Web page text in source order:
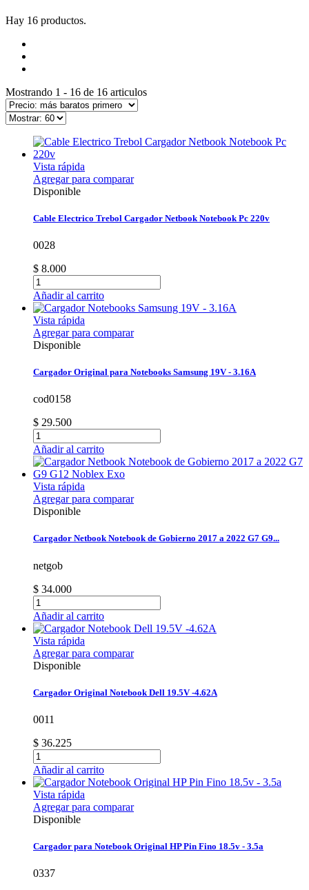
Hay 16 productos.
Mostrando 1 - 16 de 16 articulos
Vista rápida
Agregar para comparar
Disponible
Cable Electrico Trebol Cargador Netbook Notebook Pc 220v
0028
$ 8.000
Añadir al carrito
Vista rápida
Agregar para comparar
Disponible
Cargador Original para Notebooks Samsung 19V - 3.16A
cod0158
$ 29.500
Añadir al carrito
Vista rápida
Agregar para comparar
Disponible
Cargador Netbook Notebook de Gobierno 2017 a 2022 G7 G9...
netgob
$ 34.000
Añadir al carrito
Vista rápida
Agregar para comparar
Disponible
Cargador Original Notebook Dell 19.5V -4.62A
0011
$ 36.225
Añadir al carrito
Vista rápida
Agregar para comparar
Disponible
Cargador para Notebook Original HP Pin Fino 18.5v - 3.5a
0337